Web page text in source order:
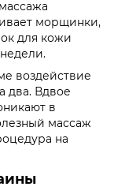
морщинки,
для кожи
воздействие
два. Вдвое
в
массаж
на